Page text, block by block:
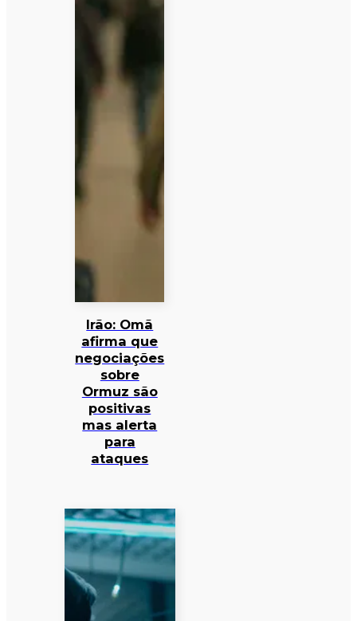
Irão: Omã
afirma que
negociações
sobre
Ormuz são
positivas
mas alerta
para
ataques